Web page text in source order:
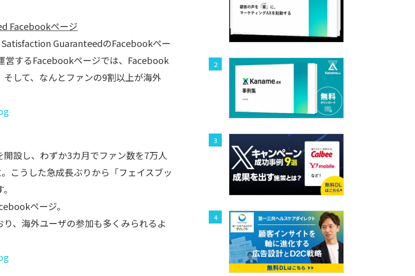
Facebookページ
GuaranteedのFacebookペー
営するFacebookページでは、Facebook
して、なんとファンの9割以上が海外
設し、わずか3カ月でファン数を7万人
こうした急成長ぶりから「フェイスブッ
ページ。
、海外ユーザの参加も多くみられるよ